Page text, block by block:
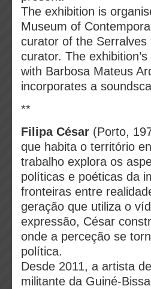
The exhibition is
Museum of
curator of the
curator. The
with Barbosa Mateus
incorporates a
**
Filipa César (Porto,
que habita o território
trabalho explora os
políticas e poéticas da
fronteiras entre
geração que utiliza o
expressão, César
onde a perceção se
política.
Desde 2011, a artista
militante da Guiné-